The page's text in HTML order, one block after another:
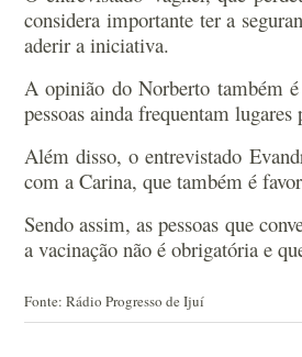
considera importante ter a
aderir a iniciativa.
A opinião do Norberto também
pessoas ainda frequentam
Além disso, o entrevistado
com a Carina, que também é
Sendo assim, as pessoas que
a vacinação não é obrigatória e
Fonte: Rádio Progresso de Ijuí